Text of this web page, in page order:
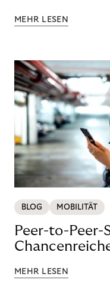
MEHR LESEN
BLOG MOBILITÄT
Peer-to-Peer-
MEHR LESEN